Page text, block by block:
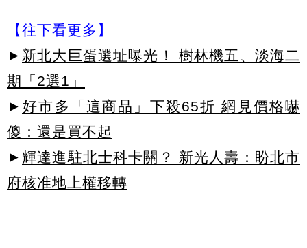
【往下看更多】
► 新北大巨蛋選址曝光！ 樹林機五、淡海二
期「2選1」
► 好市多「這商品」下殺65折 網見價格嚇
傻：還是買不起
► 輝達進駐北士科卡關？ 新光人壽：盼北市
府核准地上權移轉